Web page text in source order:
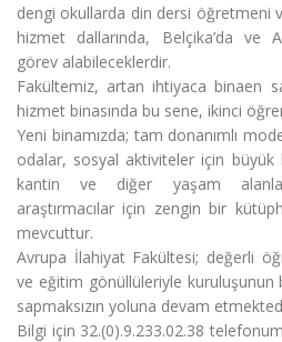
dengi okullarda din dersi öğretmeni
hizmet dallarında, Belçika’da ve
görev alabileceklerdir.
Fakültemiz, artan ihtiyaca binaen
hizmet binasında bu sene, ikinci
Yeni binamızda; tam donanımlı
odalar, sosyal aktiviteler için büyük
kantin ve diğer yaşam
araştırmacılar için zengin bir
mevcuttur.
Avrupa İlahiyat Fakültesi; değerli
ve eğitim gönüllüleriyle kuruluşunun
sapmaksızın yoluna devam
Bilgi için 32.(0).9.233.02.38